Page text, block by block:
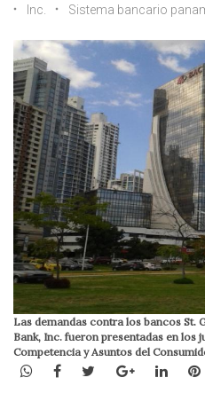
Inc.
Sistema bancario
Las demandas contra los bancos St.
Bank, Inc. fueron presentadas en los
Competencia y Asuntos del
WhatsApp
Facebook
TwitterGoogle+